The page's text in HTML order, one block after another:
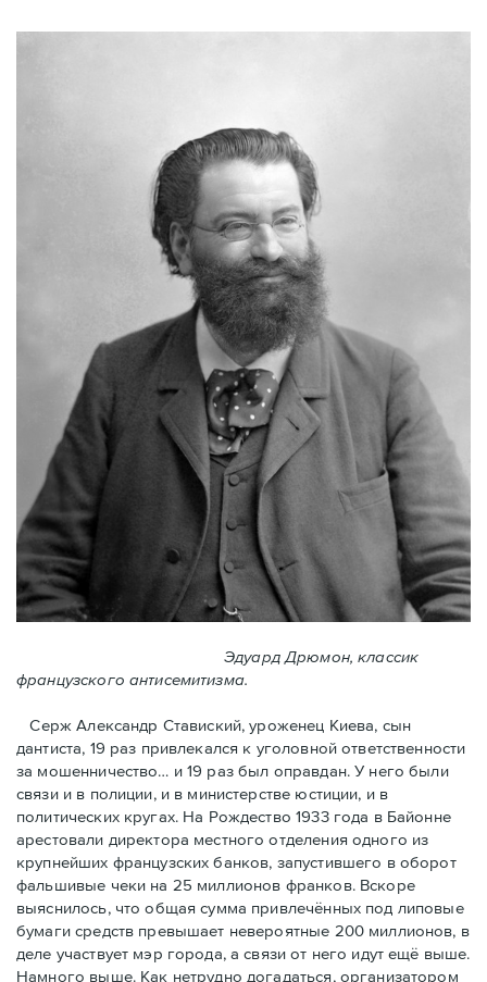
Эдуард Дрюмон, классик
французского антисемитизма.
Серж Александр Ставиский, уроженец Киева, сын
дантиста, 19 раз привлекался к уголовной ответственности
за мошенничество… и 19 раз был оправдан. У него были
связи и в полиции, и в министерстве юстиции, и в
политических кругах. На Рождество 1933 года в Байoнне
арестовали директора местного отделения одного из
крупнейших французских банков, запустившего в оборот
фальшивые чеки на 25 миллионов франков. Вскоре
выяснилось, что общая сумма привлечённых под липовые
бумаги средств превышает невероятные 200 миллионов, в
деле участвует мэр города, a связи от него идут ещё выше.
Намного выше. Как нетрудно догадаться, организатором